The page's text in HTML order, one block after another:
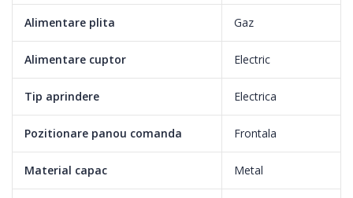
Alimentare plita Gaz
Alimentare cuptor Electric
Tip aprindere Electrica
Pozitionare panou comanda Frontala
Material capac Metal